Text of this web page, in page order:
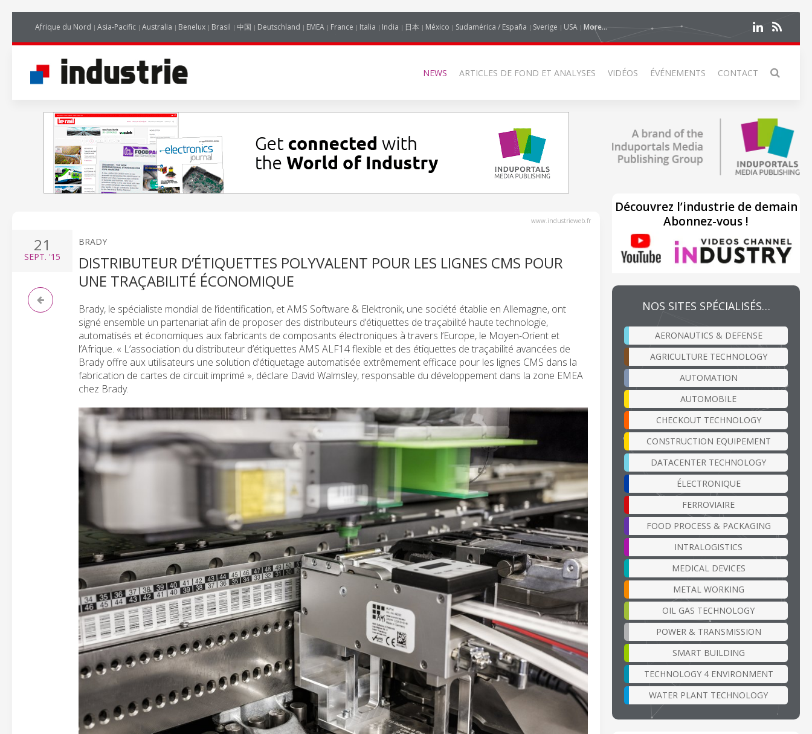
Afrique du Nord Asia-Pacific Australia Benelux Brasil 中国 Deutschland EMEA France Italia India 日本 México Sudamérica / España Sverige USA More...
NEWS ARTICLES DE FOND ET ANALYSES VIDÉOS ÉVÉNEMENTS CONTACT
www.industrieweb.fr
21
SEPT. '15
BRADY
DISTRIBUTEUR D’ÉTIQUETTES POLYVALENT POUR LES LIGNES CMS POUR
UNE TRAÇABILITÉ ÉCONOMIQUE
Brady, le spécialiste mondial de l’identification, et AMS Software & Elektronik, une société établie en Allemagne, ont
signé ensemble un partenariat afin de proposer des distributeurs d’étiquettes de traçabilité haute technologie,
automatisés et économiques aux fabricants de composants électroniques à travers l’Europe, le Moyen-Orient et
l’Afrique. « L’association du distributeur d’étiquettes AMS ALF14 flexible et des étiquettes de traçabilité avancées de
Brady offre aux utilisateurs une solution d’étiquetage automatisée extrêmement efficace pour les lignes CMS dans la
fabrication de cartes de circuit imprimé », déclare David Walmsley, responsable du développement dans la zone EMEA
chez Brady.
Découvrez l’industrie de demain
Abonnez-vous !
NOS SITES SPÉCIALISÉS…
AERONAUTICS & DEFENSE
AGRICULTURE TECHNOLOGY
AUTOMATION
AUTOMOBILE
CHECKOUT TECHNOLOGY
CONSTRUCTION EQUIPEMENT
DATACENTER TECHNOLOGY
ÉLECTRONIQUE
FERROVIAIRE
FOOD PROCESS & PACKAGING
INTRALOGISTICS
MEDICAL DEVICES
METAL WORKING
OIL GAS TECHNOLOGY
POWER & TRANSMISSION
SMART BUILDING
TECHNOLOGY 4 ENVIRONMENT
WATER PLANT TECHNOLOGY